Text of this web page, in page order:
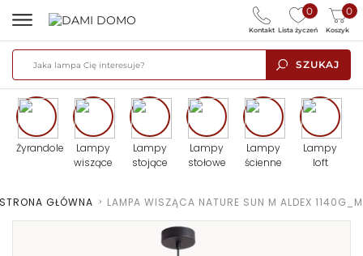
SZUKAJ
0
Lista życzeń
0
Koszyk
Kontakt
Żyrandole
Lampy
wiszące
Lampy
stojące
Lampy
stołowe
Lampy
ścienne
Lampy
loft
STRONA GŁÓWNA > LAMPA WISZĄCA NATURE SUN M ALDEX 1140G_M